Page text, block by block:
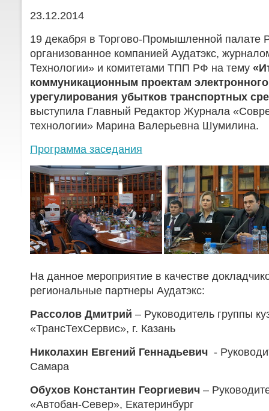
23.12.2014
19 декабря в Торгово-Промышленной палате
организованное компанией Аудатэкс,
Технологии» и комитетами ТПП РФ на тему
коммуникационным проектам
урегулирования убытков транспортных
выступила Главный Редактор Журнала
технологии» Марина Валерьевна Шумилина.
Программа заседания
На данное мероприятие в качестве
региональные партнеры Аудатэкс:
Рассолов Дмитрий – Руководитель группы
«ТрансТехСервис», г. Казань
Николахин Евгений Геннадьевич -
Самара
Обухов Константин Георгиевич –
«Автобан-Север», Екатеринбург